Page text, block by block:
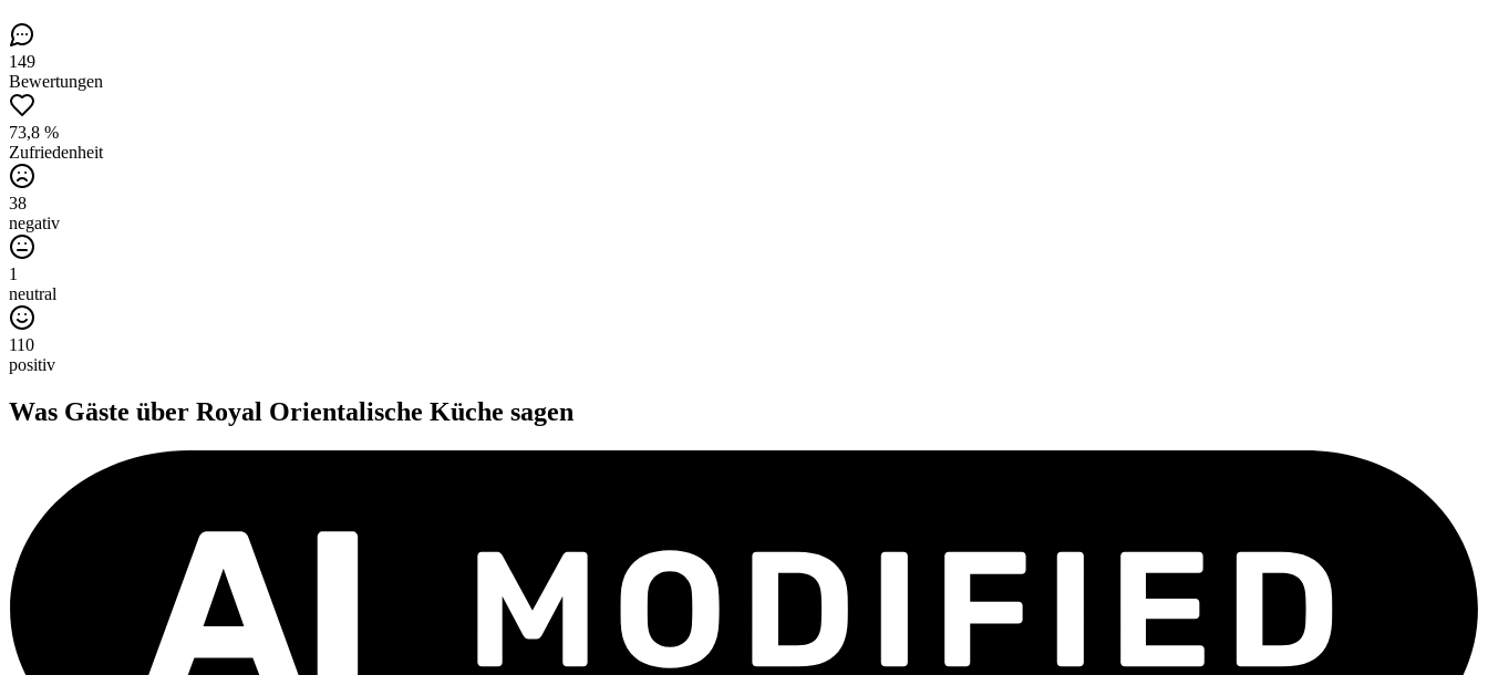
149
Bewertungen
73,8 %
Zufriedenheit
38
negativ
1
neutral
110
positiv
Was Gäste über Royal Orientalische Küche sagen